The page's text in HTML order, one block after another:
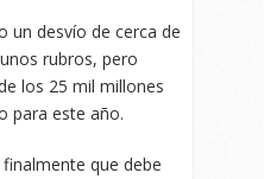
un desvío de cerca de
rubros, pero
los 25 mil millones
para este año.
que debe